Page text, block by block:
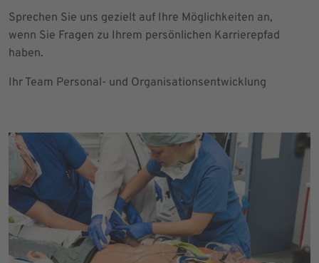
Sprechen Sie uns gezielt auf Ihre Möglichkeiten an,
wenn Sie Fragen zu Ihrem persönlichen Karrierepfad
haben.
Ihr Team Personal- und Organisationsentwicklung